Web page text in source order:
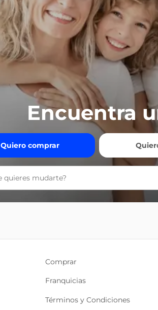
Encuentra
Quiero comprar
Comprar
Franquicias
Términos y Condiciones